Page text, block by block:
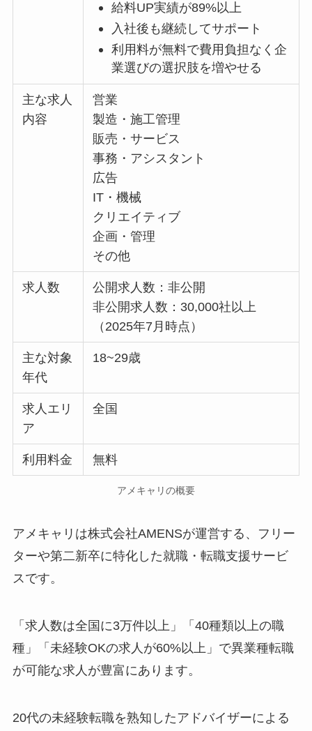
給料UP実績が89%以上
入社後も継続してサポート
利用料が無料で費用負担なく企
業選びの選択肢を増やせる
主な求人
内容
営業
製造・施工管理
販売・サービス
事務・アシスタント
広告
IT・機械
クリエイティブ
企画・管理
その他
求人数
公開求人数：非公開
非公開求人数：30,000社以上
（2025年7月時点）
主な対象
年代
18~29歳
求人エリ
ア
全国
利用料金 無料
アメキャリの概要
アメキャリは株式会社AMENSが運営する、フリー
ターや第二新卒に特化した就職・転職支援サービ
スです。
「求人数は全国に3万件以上」「40種類以上の職
種」「未経験OKの求人が60%以上」で異業種転職
が可能な求人が豊富にあります。
20代の未経験転職を熟知したアドバイザーによる